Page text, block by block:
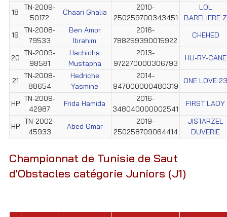
18
TN-2009-
50172
Chaari Ghalia
2010-
250259700343451
LOL
BARELIERE Z
19
TN-2008-
79533
Ben Amor
Ibrahim
2016-
788259390015922
CHEHED
20
TN-2009-
98581
Hachicha
Mustapha
2013-
972270000306793
HU-RY-CANE
21
TN-2008-
88654
Hedriche
Yasmine
2014-
947000000480319
ONE LOVE 23
HP
TN-2009-
42987
Frida Hamida
2016-
348040000002541
FIRST LADY
HP
TN-2002-
45933
Abed Omar
2019-
250258709064414
JISTARZEL
DUVERIE
Championnat de Tunisie de Saut
d'Obstacles catégorie Juniors (J1)